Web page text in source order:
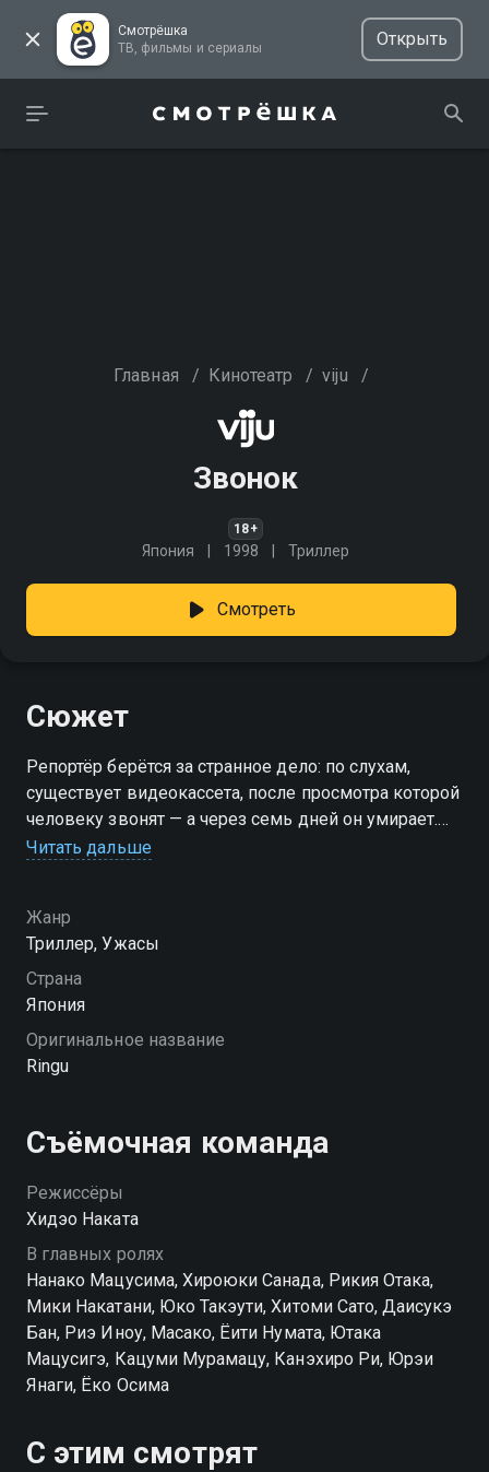
Смотрёшка
ТВ, фильмы и сериалы
Открыть
Главная / Кинотеатр / viju /
Звонок
18+
Япония 1998 Триллер
Смотреть
Сюжет
Репортёр берётся за странное дело: по слухам,
существует видеокассета, после просмотра которой
человеку звонят — а через семь дней он умирает.
Героиня считает это городской легендой, пока с её
следу жуткой загадки, постепенно распутывая
клубок тайн, стоящих за проклятым видео. «Звонок»
— смотрите онлайн в хорошем качестве.
Читать дальше
Жанр
Триллер, Ужасы
Страна
Япония
Оригинальное название
Ringu
Съёмочная команда
Режиссёры
Хидэо Наката
В главных ролях
Нанако Мацусима, Хироюки Санада, Рикия Отака,
Мики Накатани, Юко Такэути, Хитоми Сато, Даисукэ
Бан, Риэ Иноу, Масако, Ёити Нумата, Ютака
Мацусигэ, Кацуми Мурамацу, Канэхиро Ри, Юрэи
Янаги, Ёко Осима
С этим смотрят